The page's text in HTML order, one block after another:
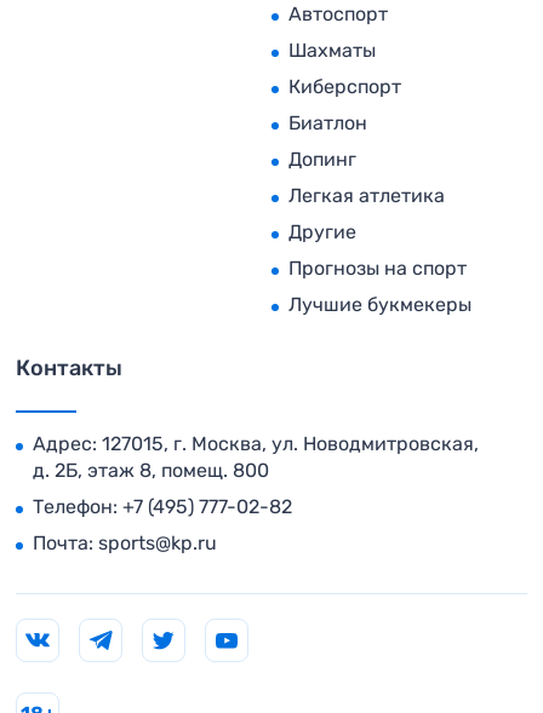
Автоспорт
Шахматы
Киберспорт
Биатлон
Допинг
Легкая атлетика
Другие
Прогнозы на спорт
Лучшие букмекеры
Контакты
Адрес: 127015, г. Москва, ул. Новодмитровская,
д. 2Б, этаж 8, помещ. 800
Телефон: +7 (495) 777-02-82
Почта: sports@kp.ru